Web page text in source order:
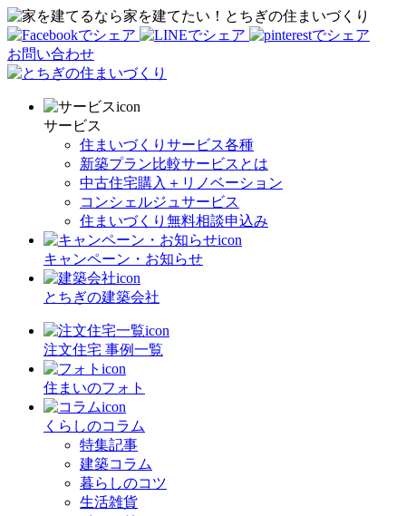
家を建てたい！とちぎの住まいづくり
お問い合わせ
サービス
住まいづくりサービス各種
新築プラン比較サービスとは
中古住宅購入＋リノベーション
コンシェルジュサービス
住まいづくり無料相談申込み
キャンペーン・お知らせ
とちぎの建築会社
注文住宅 事例一覧
住まいのフォト
くらしのコラム
特集記事
建築コラム
暮らしのコツ
生活雑貨